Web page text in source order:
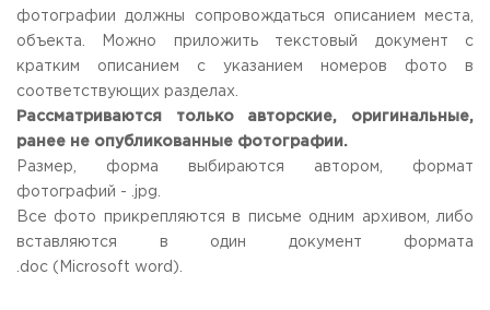
фотографии должны сопровождаться описанием места,
объекта. Можно приложить текстовый документ с
кратким описанием с указанием номеров фото в
соответствующих разделах.
Рассматриваются только авторские, оригинальные,
ранее не опубликованные фотографии.
Размер, форма выбираются автором, формат
фотографий - .jpg.
Все фото прикрепляются в письме одним архивом, либо
вставляются в один документ формата
.doc (Microsoft word).